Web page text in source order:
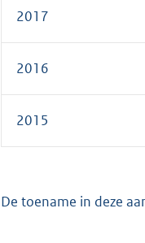
2017
2016
2015
De toename in deze